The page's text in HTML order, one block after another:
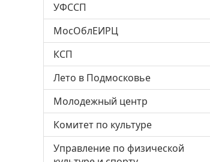
УФССП
МосОблЕИРЦ
КСП
Лето в Подмосковье
Молодежный центр
Комитет по культуре
Управление по физической